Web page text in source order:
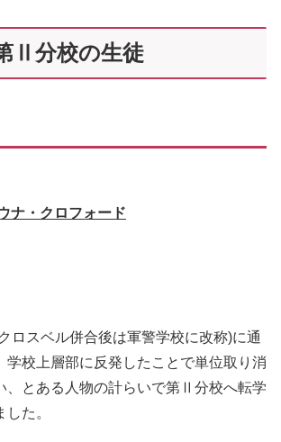
Ⅱ分校の生徒
ナ・クロフォード
ロスベル併合後は軍警学校に改称)に通
学校上層部に反発したことで単位取り消
、とある人物の計らいで第Ⅱ分校へ転学
た。